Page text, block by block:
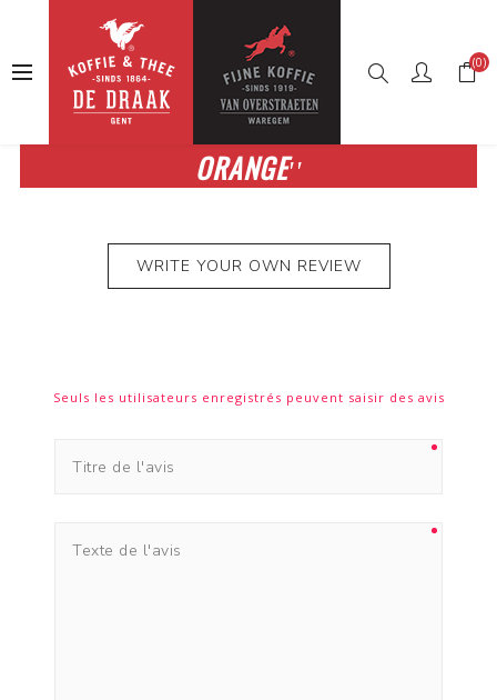
(0)
AVIS PRODUIT POUR MOCCAMASTER
ORANGE
WRITE YOUR OWN REVIEW
Seuls les utilisateurs enregistrés peuvent saisir des avis